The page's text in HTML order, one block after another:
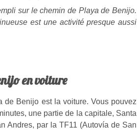
sur le chemin de Playa de Benijo.
est une activité presque aussi
en voiture
de Benijo est la voiture. Vous pouvez
une partie de la capitale, Santa
Andres, par la TF11 (Autovía de San